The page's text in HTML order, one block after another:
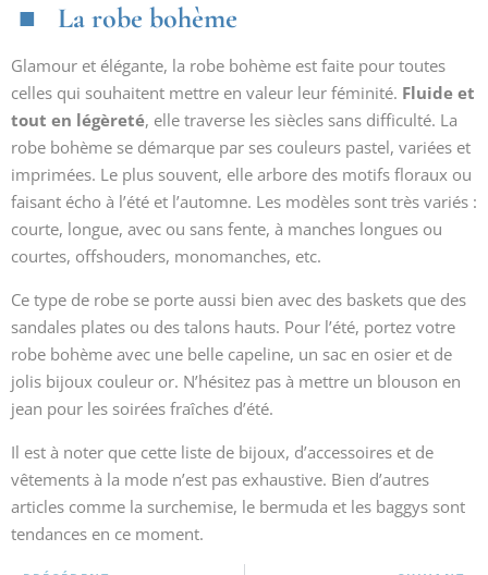
La robe bohème
Glamour et élégante, la robe bohème est faite pour toutes
celles qui souhaitent mettre en valeur leur féminité. Fluide et
tout en légèreté, elle traverse les siècles sans difficulté. La
robe bohème se démarque par ses couleurs pastel, variées et
imprimées. Le plus souvent, elle arbore des motifs floraux ou
faisant écho à l’été et l’automne. Les modèles sont très variés :
courte, longue, avec ou sans fente, à manches longues ou
courtes, offshouders, monomanches, etc.
Ce type de robe se porte aussi bien avec des baskets que des
sandales plates ou des talons hauts. Pour l’été, portez votre
robe bohème avec une belle capeline, un sac en osier et de
jolis bijoux couleur or. N’hésitez pas à mettre un blouson en
jean pour les soirées fraîches d’été.
Il est à noter que cette liste de bijoux, d’accessoires et de
vêtements à la mode n’est pas exhaustive. Bien d’autres
articles comme la surchemise, le bermuda et les baggys sont
tendances en ce moment.